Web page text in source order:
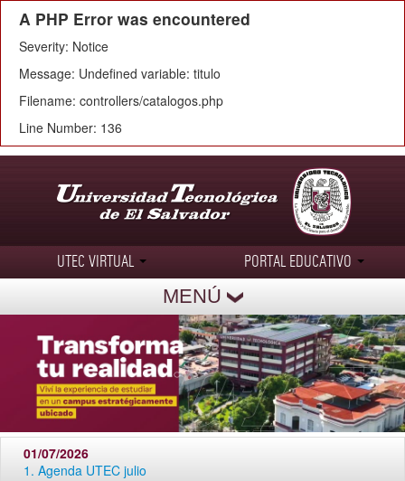
A PHP Error was encountered
Severity: Notice
Message: Undefined variable: titulo
Filename: controllers/catalogos.php
Line Number: 136
UTEC VIRTUAL PORTAL EDUCATIVO
MENÚ
01/07/2026
1. Agenda UTEC julio